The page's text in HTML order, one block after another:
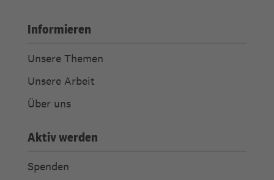
Informieren
Unsere Themen
Unsere Arbeit
Über uns
Aktiv werden
Spenden